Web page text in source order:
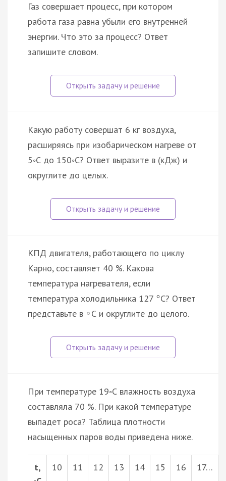
Газ совершает процесс, при котором
работа газа равна убыли его внутренней
энергии. Что это за процесс? Ответ
запишите словом.
Какую работу совершат 6 кг воздуха,
расширяясь при изобарическом нагреве от
5◦С до 150◦С? Ответ выразите в (кДж) и
округлите до целых.
КПД двигателя, работающего по циклу
Карно, составляет 40 %. Какова
температура нагревателя, если
температура холодильника 127 °С? Ответ
представьте в ◦С и округлите до целого.
При температуре 19◦С влажность воздуха
составляла 70 %. При какой температуре
выпадет роса? Таблица плотности
насыщенных паров воды приведена ниже.
t,
10 11 12 13 14 15 16 17…